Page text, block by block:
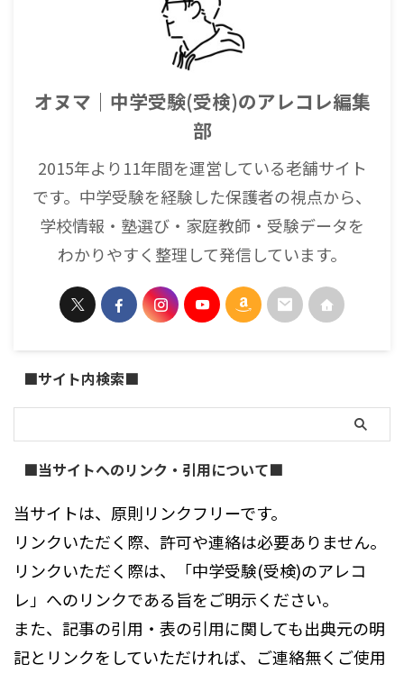
オヌマ｜中学受験(受検)のアレコレ編集
部
2015年より11年間を運営している老舗サイト
です。中学受験を経験した保護者の視点から、
学校情報・塾選び・家庭教師・受験データを
わかりやすく整理して発信しています。
■サイト内検索■
■当サイトへのリンク・引用について■
当サイトは、原則リンクフリーです。
リンクいただく際、許可や連絡は必要ありません。
リンクいただく際は、「中学受験(受検)のアレコ
レ」へのリンクである旨をご明示ください。
また、記事の引用・表の引用に関しても出典元の明
記とリンクをしていただければ、ご連絡無くご使用